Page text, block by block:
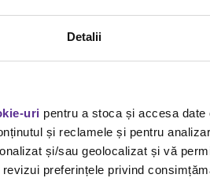
Detalii
uri pentru a stoca și accesa
și reclamele și pentru
și/sau geolocalizat și vă
preferințele privind